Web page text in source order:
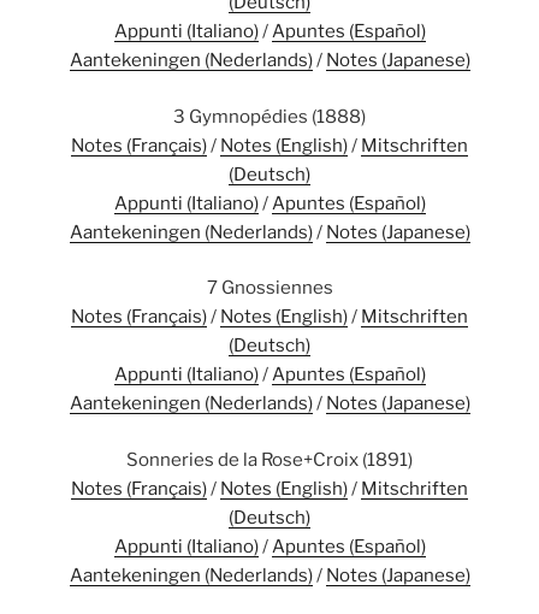
Appunti (Italiano)/Apuntes (Español)
Aantekeningen (Nederlands)/ Notes (Japanese)
3 Gymnopédies (1888)
Notes (Français)/ Notes (English)/ Mitschriften
(Deutsch)
Appunti (Italiano)/ Apuntes (Español)
Aantekeningen (Nederlands)/ Notes (Japanese)
7 Gnossiennes
Notes (Français)/ Notes (English)/ Mitschriften
(Deutsch)
Appunti (Italiano)/Apuntes (Español)
Aantekeningen (Nederlands)/ Notes (Japanese)
Sonneries de la Rose+Croix (1891)
Notes (Français)/ Notes (English)/ Mitschriften
(Deutsch)
Appunti (Italiano)/ Apuntes (Español)
Aantekeningen (Nederlands)/ Notes (Japanese)